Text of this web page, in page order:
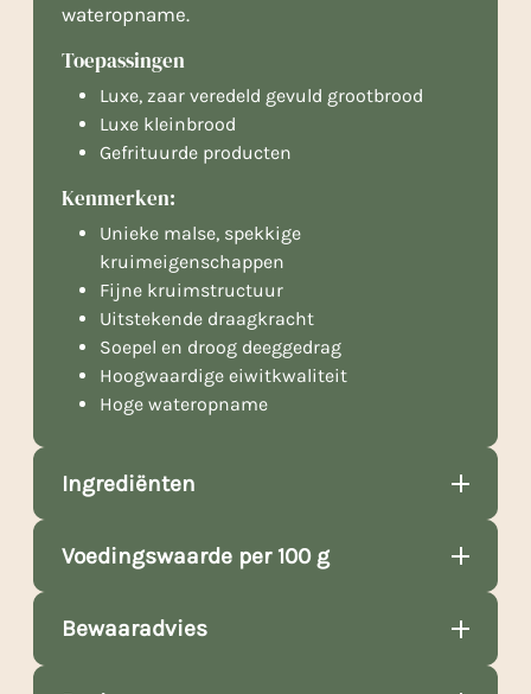
wateropname.
Toepassingen
Luxe, zaar veredeld gevuld grootbrood
Luxe kleinbrood
Gefrituurde producten
Kenmerken:
Unieke malse, spekkige
kruimeigenschappen
Fijne kruimstructuur
Uitstekende draagkracht
Soepel en droog deeggedrag
Hoogwaardige eiwitkwaliteit
Hoge wateropname
Ingrediënten
Voedingswaarde per 100 g
Bewaaradvies